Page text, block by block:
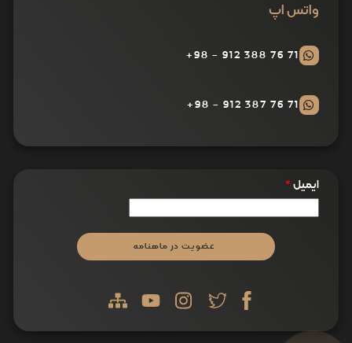
واتس اپ
71 76 388 912 - 98+
71 76 387 912 - 98+
ایمیل *
عضویت در ماهنامه